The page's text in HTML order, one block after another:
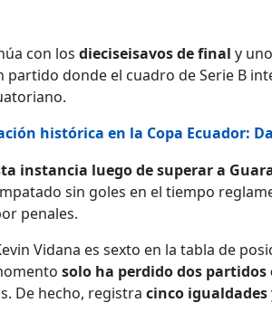
con los dieciseisavos de final y
partido donde el cuadro de Serie B
histórica en la Copa Ecuador:
instancia luego de superar a
sin goles en el tiempo
penales.
Vidana es sexto en la tabla de
solo ha perdido dos partidos
De hecho, registra cinco